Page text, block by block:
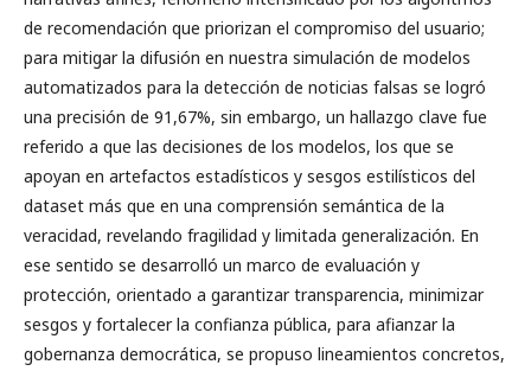
de recomendación que priorizan el compromiso del usuario;
para mitigar la difusión en nuestra simulación de modelos
automatizados para la detección de noticias falsas se logró
una precisión de 91,67%, sin embargo, un hallazgo clave fue
referido a que las decisiones de los modelos, los que se
apoyan en artefactos estadísticos y sesgos estilísticos del
dataset más que en una comprensión semántica de la
veracidad, revelando fragilidad y limitada generalización. En
ese sentido se desarrolló un marco de evaluación y
protección, orientado a garantizar transparencia, minimizar
sesgos y fortalecer la confianza pública, para afianzar la
gobernanza democrática, se propuso lineamientos concretos,